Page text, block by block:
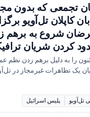
تجمعی که بدون
کاپلان تل‌آویو
شروع به برهم
کردن شریان
اسرائیل ۹ مظنون را به دلیل برهم زدن
یک تظاهرات غیرمجاز در
تل‌آویو پلیس اسرائیل